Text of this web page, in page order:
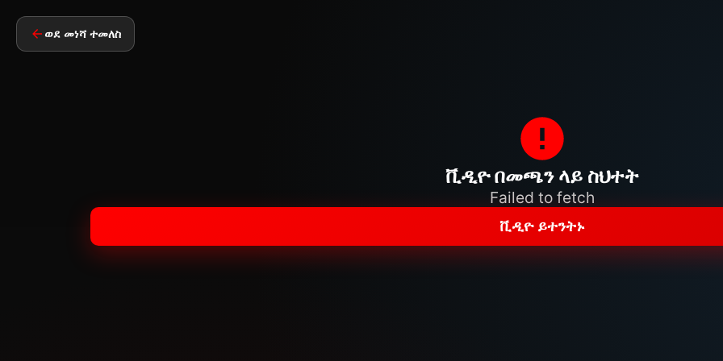
ወደ መነሻ ተመለስ
ቪዲዮ በመጫን ላይ ስህተት
Failed to fetch
ቪዲዮ ይተንትኑ